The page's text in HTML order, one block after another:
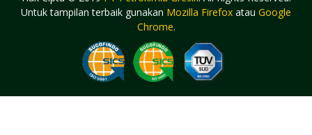
Untuk tampilan terbaik gunakan Mozilla Firefox atau Google
Chrome.